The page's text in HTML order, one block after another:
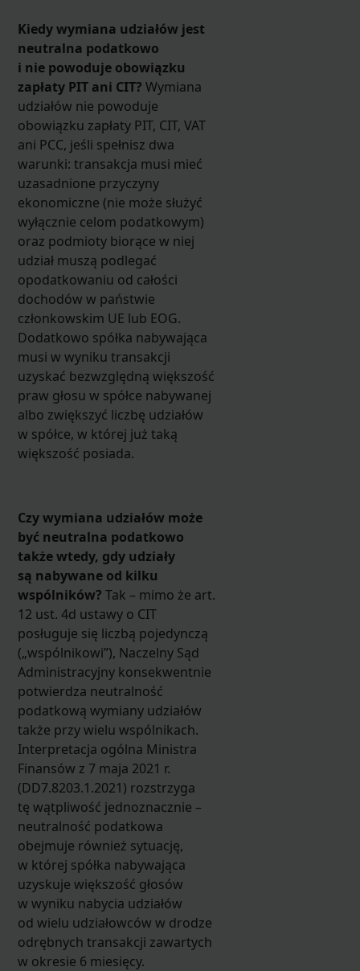
Kiedy wymiana udziałów jest
neutralna podatkowo
i nie powoduje obowiązku
zapłaty PIT ani CIT? Wymiana
udziałów nie powoduje
obowiązku zapłaty PIT, CIT, VAT
ani PCC, jeśli spełnisz dwa
warunki: transakcja musi mieć
uzasadnione przyczyny
ekonomiczne (nie może służyć
wyłącznie celom podatkowym)
oraz podmioty biorące w niej
udział muszą podlegać
opodatkowaniu od całości
dochodów w państwie
członkowskim UE lub EOG.
Dodatkowo spółka nabywająca
musi w wyniku transakcji
uzyskać bezwzględną większość
praw głosu w spółce nabywanej
albo zwiększyć liczbę udziałów
w spółce, w której już taką
większość posiada.
Czy wymiana udziałów może
być neutralna podatkowo
także wtedy, gdy udziały
są nabywane od kilku
wspólników? Tak – mimo że art.
12 ust. 4d ustawy o CIT
posługuje się liczbą pojedynczą
(„wspólnikowi”), Naczelny Sąd
Administracyjny konsekwentnie
potwierdza neutralność
podatkową wymiany udziałów
także przy wielu wspólnikach.
Interpretacja ogólna Ministra
Finansów z 7 maja 2021 r.
(DD7.8203.1.2021) rozstrzyga
tę wątpliwość jednoznacznie –
neutralność podatkowa
obejmuje również sytuację,
w której spółka nabywająca
uzyskuje większość głosów
w wyniku nabycia udziałów
od wielu udziałowców w drodze
odrębnych transakcji zawartych
w okresie 6 miesięcy.